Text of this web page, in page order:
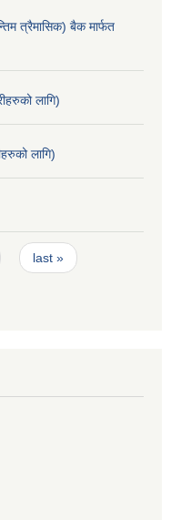
त्रैमासिक) बैक मार्फत
लागि)
लागि)
last »